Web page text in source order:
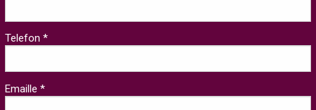
Telefon *
Emaille *